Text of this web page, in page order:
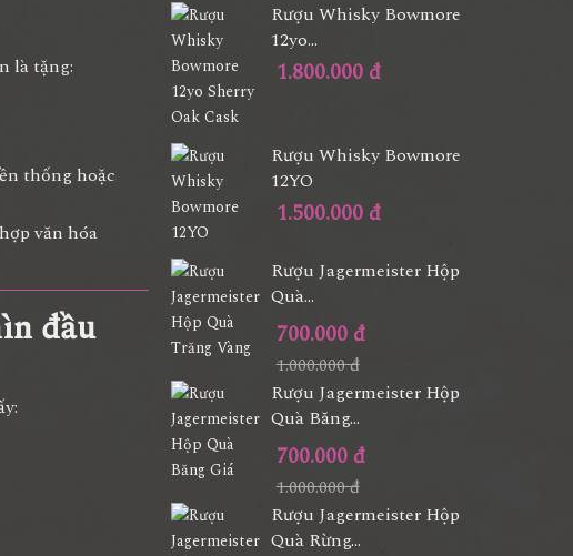
là tặng:
thống hoặc
văn hóa
đầu
Rượu Whisky Bowmore
12yo...
1.800.000 đ
Rượu Whisky Bowmore
12YO
1.500.000 đ
Rượu Jagermeister Hộp
Quà...
700.000 đ
1.000.000 đ
Rượu Jagermeister Hộp
Quà Băng...
700.000 đ
1.000.000 đ
Rượu Jagermeister Hộp
Quà Rừng...